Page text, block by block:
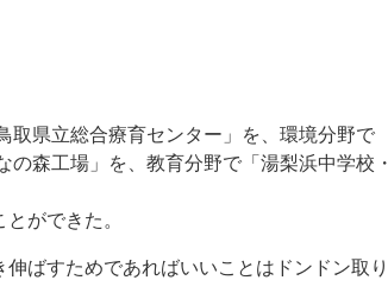
県立総合療育センター」を、環境分野で
森工場」を、教育分野で「湯梨浜中学校・
ができた。
ばすためであればいいことはドンドン取り